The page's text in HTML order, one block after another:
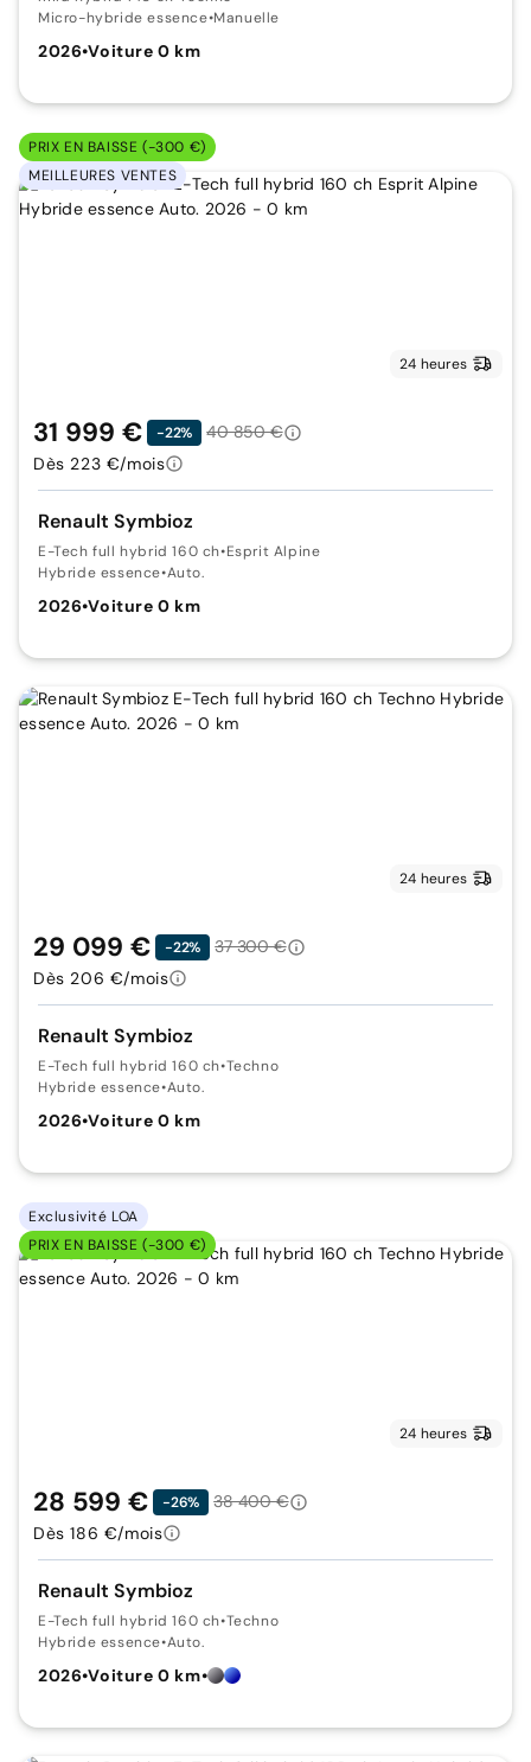
Micro-hybride essence•Manuelle
2026•Voiture 0 km
PRIX EN BAISSE (-300 €)
MEILLEURES VENTES
24 heures
Renault Symbioz
E-Tech full hybrid 160 ch•Esprit Alpine
Hybride essence•Auto.
2026•Voiture 0 km
31 999 € -22%
40 850 €
Dès 223 €/mois
24 heures
Renault Symbioz
E-Tech full hybrid 160 ch•Techno
Hybride essence•Auto.
2026•Voiture 0 km
29 099 € -22%
37 300 €
Dès 206 €/mois
Exclusivité LOA
PRIX EN BAISSE (-300 €)
24 heures
Renault Symbioz
E-Tech full hybrid 160 ch•Techno
Hybride essence•Auto.
2026•Voiture 0 km•
28 599 € -26%
38 400 €
Dès 186 €/mois